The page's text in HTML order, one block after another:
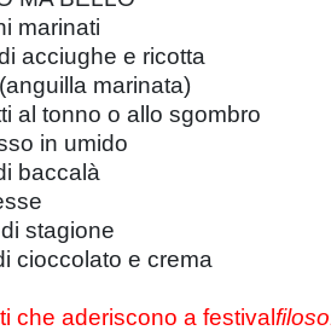
marinati
acciughe e ricotta
marinata)
al tonno o allo sgombro
in umido
baccalà
stagione
cioccolato e crema
che aderiscono a festival